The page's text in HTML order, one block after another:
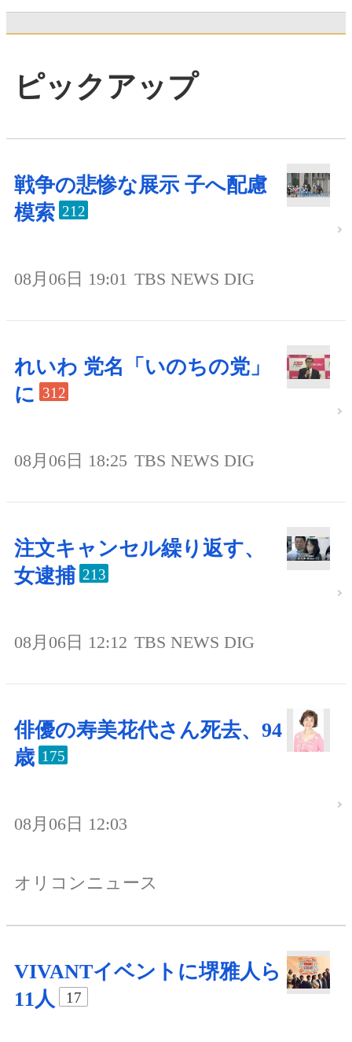
ピックアップ
戦争の悲惨な展示 子へ配慮
模索 212
08月06日 19:01 TBS NEWS DIG
れいわ 党名「いのちの党」
に 312
08月06日 18:25 TBS NEWS DIG
注文キャンセル繰り返す、
女逮捕 213
08月06日 12:12 TBS NEWS DIG
俳優の寿美花代さん死去、94
歳 175
08月06日 12:03
オリコンニュース
VIVANTイベントに堺雅人ら
11人
17